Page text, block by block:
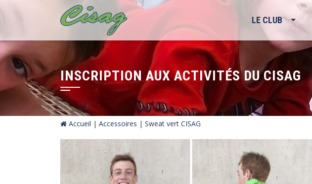
LE CLUB
INSCRIPTION AUX ACTIVITÉS DU CISAG
Accueil | Accessoires | Sweat vert CISAG